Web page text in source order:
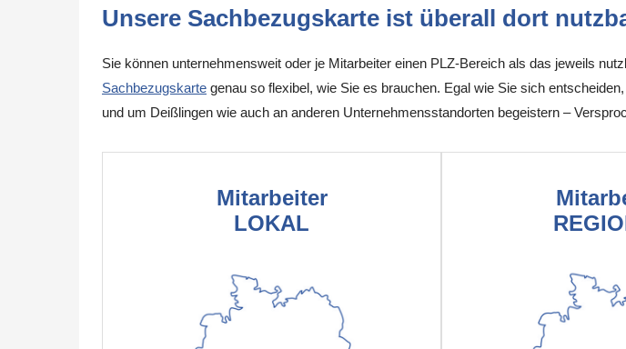
Unsere Sachbezugskarte ist überall dort
Sie können unternehmensweit oder je Mitarbeiter einen PLZ-Bereich als das jeweils
Sachbezugskarte genau so flexibel, wie Sie es brauchen. Egal wie Sie sich
und um Deißlingen wie auch an anderen Unternehmensstandorten begeistern –
Mitarbeiter
LOKAL